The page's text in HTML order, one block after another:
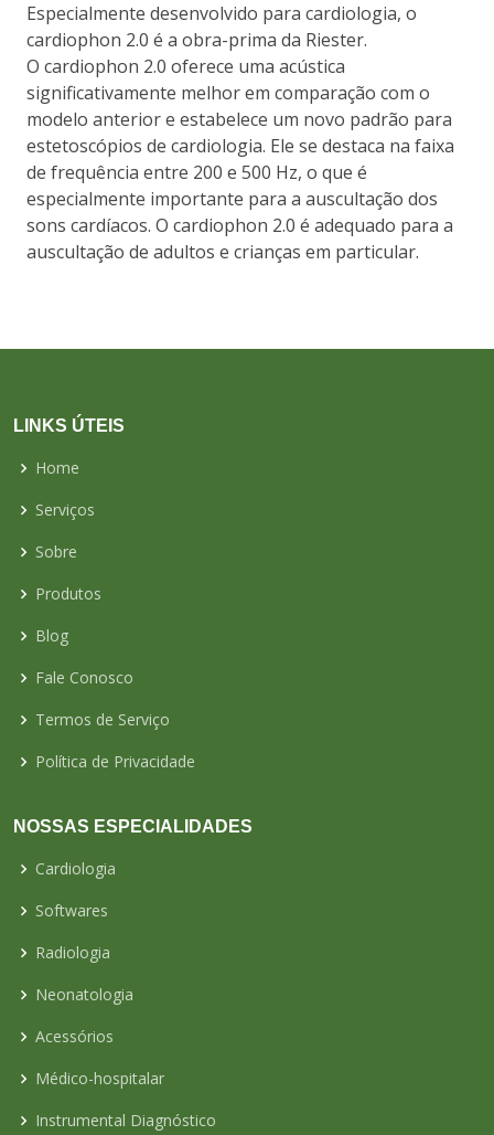
Especialmente desenvolvido para cardiologia, o
cardiophon 2.0 é a obra-prima da Riester.
O cardiophon 2.0 oferece uma acústica
significativamente melhor em comparação com o
modelo anterior e estabelece um novo padrão para
estetoscópios de cardiologia. Ele se destaca na faixa
de frequência entre 200 e 500 Hz, o que é
especialmente importante para a auscultação dos
sons cardíacos. O cardiophon 2.0 é adequado para a
auscultação de adultos e crianças em particular.
LINKS ÚTEIS
Home
Serviços
Sobre
Produtos
Blog
Fale Conosco
Termos de Serviço
Política de Privacidade
NOSSAS ESPECIALIDADES
Cardiologia
Softwares
Radiologia
Neonatologia
Acessórios
Médico-hospitalar
Instrumental Diagnóstico